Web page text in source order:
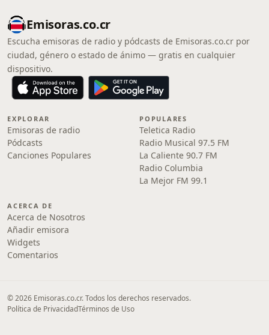
Emisoras.co.cr
Escucha emisoras de radio y pódcasts de Emisoras.co.cr por
ciudad, género o estado de ánimo — gratis en cualquier
dispositivo.
EXPLORAR
Emisoras de radio
Pódcasts
Canciones Populares
POPULARES
Teletica Radio
Radio Musical 97.5 FM
La Caliente 90.7 FM
Radio Columbia
La Mejor FM 99.1
ACERCA DE
Acerca de Nosotros
Añadir emisora
Widgets
Comentarios
© 2026 Emisoras.co.cr. Todos los derechos reservados.
Política de PrivacidadTérminos de Uso